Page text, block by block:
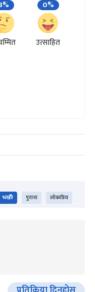
0%
उत्साहित
भर्खरै पुराना लोकप्रिय